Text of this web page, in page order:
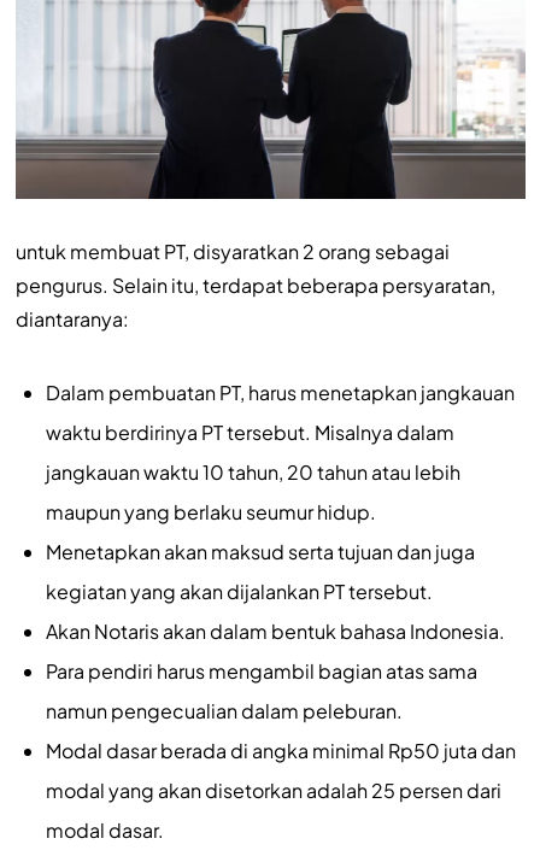
untuk membuat PT, disyaratkan 2 orang sebagai
pengurus. Selain itu, terdapat beberapa persyaratan,
diantaranya:
Dalam pembuatan PT, harus menetapkan jangkauan
waktu berdirinya PT tersebut. Misalnya dalam
jangkauan waktu 10 tahun, 20 tahun atau lebih
maupun yang berlaku seumur hidup.
Menetapkan akan maksud serta tujuan dan juga
kegiatan yang akan dijalankan PT tersebut.
Akan Notaris akan dalam bentuk bahasa Indonesia.
Para pendiri harus mengambil bagian atas sama
namun pengecualian dalam peleburan.
Modal dasar berada di angka minimal Rp50 juta dan
modal yang akan disetorkan adalah 25 persen dari
modal dasar.